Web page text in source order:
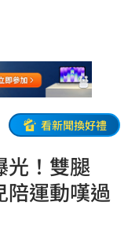
看新聞換好禮
光！雙腿
運動嘆過